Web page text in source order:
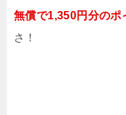
無償で1,350円分のポ
さ！